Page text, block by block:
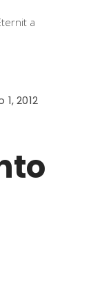
2012